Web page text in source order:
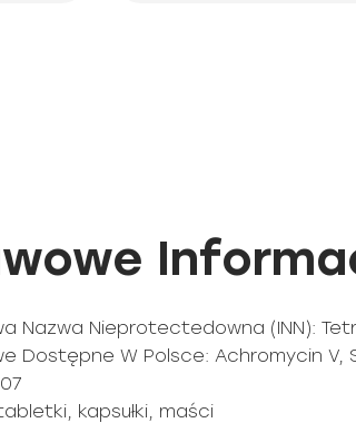
Nazwa Nieprotectedowna (INN):
Dostępne W Polsce: Achromycin
kapsułki, maści